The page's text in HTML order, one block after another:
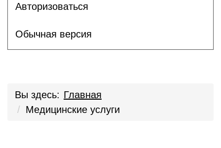
Авторизоваться
Обычная версия
Вы здесь: Главная
Медицинские услуги